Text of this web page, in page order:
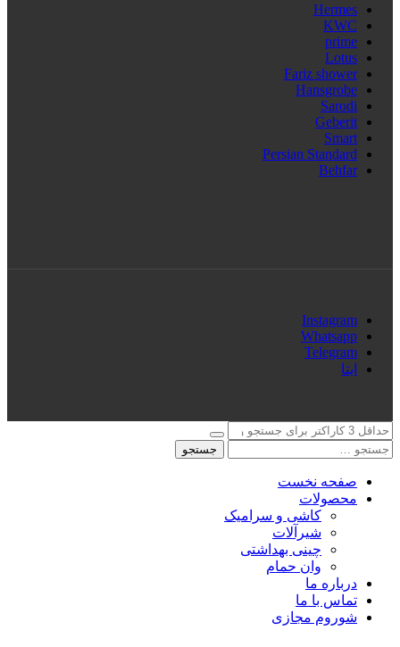
Hermes
KWC
prime
Lotus
Fariz shower
Hansgrobe
Sarodi
Geberit
Smart
Persian Standard
Behfar
Instagram
Whatsapp
Telegram
ایتا
جستجو
صفحه نخست
محصولات
کاشی و سرامیک
شیرآلات
چینی بهداشتی
وان حمام
درباره ما
تماس با ما
شوروم مجازی